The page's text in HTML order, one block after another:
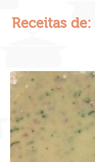
Receitas de: